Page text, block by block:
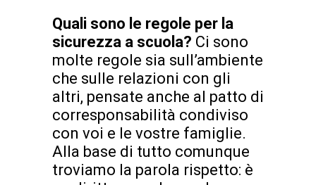
Quali sono le regole per la
sicurezza a scuola? Ci sono
molte regole sia sull’ambiente
che sulle relazioni con gli
altri, pensate anche al patto di
corresponsabilità condiviso
con voi e le vostre famiglie.
Alla base di tutto comunque
troviamo la parola rispetto: è